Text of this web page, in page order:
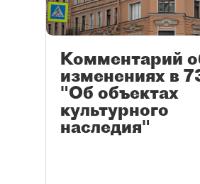
Комментарий
изменениях в
"Об объектах
культурного
наследия"